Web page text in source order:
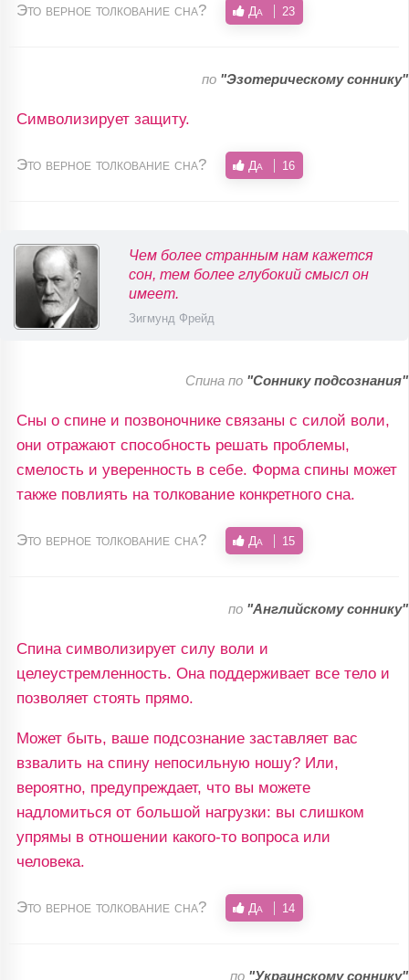
Это верное толкование сна? Да 23
по "Эзотерическому соннику"
Символизирует защиту.
Это верное толкование сна? Да 16
Чем более странным нам кажется
сон, тем более глубокий смысл он
имеет.
Зигмунд Фрейд
Спина по "Соннику подсознания"
Сны о спине и позвоночнике связаны с силой воли,
они отражают способность решать проблемы,
смелость и уверенность в себе. Форма спины может
также повлиять на толкование конкретного сна.
Это верное толкование сна? Да 15
по "Английскому соннику"
Спина символизирует силу воли и
целеустремленность. Она поддерживает все тело и
позволяет стоять прямо.
Может быть, ваше подсознание заставляет вас
взвалить на спину непосильную ношу? Или,
вероятно, предупреждает, что вы можете
надломиться от большой нагрузки: вы слишком
упрямы в отношении какого-то вопроса или
человека.
Это верное толкование сна? Да 14
по "Украинскому соннику"